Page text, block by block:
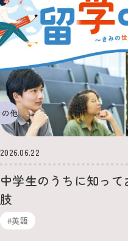
の他
2026.06.22
中学生のうちに知っ
肢
#英語